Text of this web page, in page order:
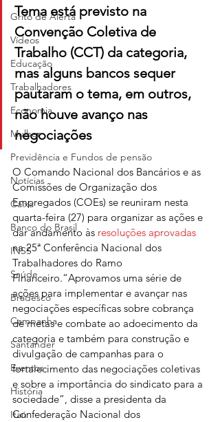
Grito de Alerta
Vídeos
Educação
Trabalhadores
Economia
Mulher
Previdência e Fundos de pensão
Notícias
Caixa
Banco do Brasil
INSS
Saúde
Bradesco
Campanha
Santander
Eventos
História
Itaú
Tema está previsto na
Convenção Coletiva de
Trabalho (CCT) da categoria,
mas alguns bancos sequer
pautaram o tema, em outros,
não houve avanço nas
negociações
O Comando Nacional dos Bancários e as
Comissões de Organização dos
Empregados (COEs) se reuniram nesta
quarta-feira (27) para organizar as ações e
dar andamento às resoluções aprovadas
na 25ª Conferência Nacional dos
Trabalhadores do Ramo
Financeiro.“Aprovamos uma série de
ações para implementar e avançar nas
negociações específicas sobre cobrança
de metas e combate ao adoecimento da
categoria e também para construção e
divulgação de campanhas para o
fortalecimento das negociações coletivas
e sobre a importância do sindicato para a
sociedade”, disse a presidenta da
Confederação Nacional dos